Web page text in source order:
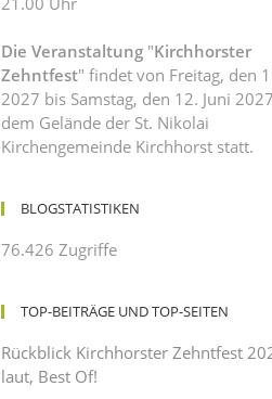
Die Veranstaltung "Kirchhorster
Zehntfest" findet von Freitag, den
2027 bis Samstag, den 12. Juni
dem Gelände der St. Nikolai
Kirchengemeinde Kirchhorst statt.
BLOGSTATISTIKEN
76.426 Zugriffe
TOP-BEITRÄGE UND TOP-SEITEN
Rückblick Kirchhorster Zehntfest
laut, Best Of!